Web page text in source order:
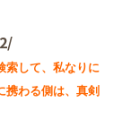
索して、私なりに
携わる側は、真剣